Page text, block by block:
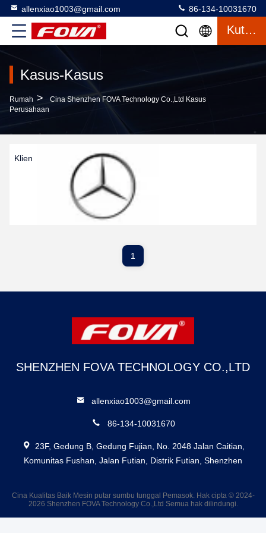
allenxiao1003@gmail.com 86-134-10031670
Kutipan
Kasus-Kasus
Rumah >
Cina Shenzhen FOVA Technology Co.,Ltd Kasus
Perusahaan
Klien
1
SHENZHEN FOVA TECHNOLOGY CO.,LTD
allenxiao1003@gmail.com
86-134-10031670
23F, Gedung B, Gedung Fujian, No. 2048 Jalan Caitian,
Komunitas Fushan, Jalan Futian, Distrik Futian, Shenzhen
Cina Kualitas Baik Mesin putar sumbu tunggal Pemasok. Hak cipta © 2024-
2026 Shenzhen FOVA Technology Co.,Ltd Semua hak dilindungi.